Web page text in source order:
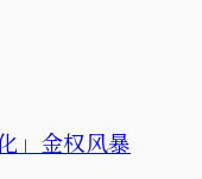
」金权风暴